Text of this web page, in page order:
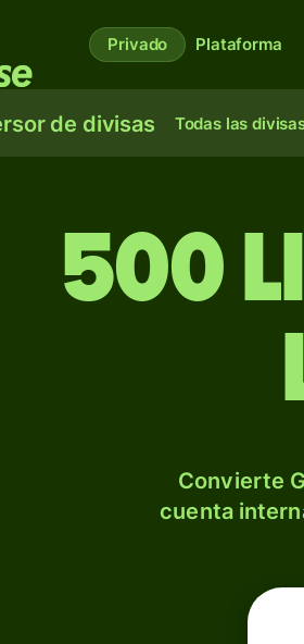
Privado Plataforma
de divisas Todas las
500
Convierte
cuenta